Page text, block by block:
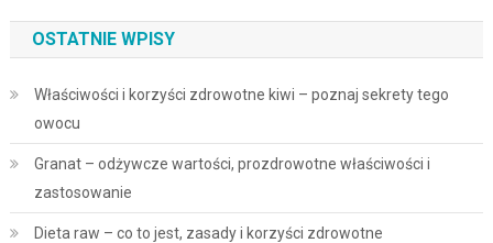
OSTATNIE WPISY
Właściwości i korzyści zdrowotne kiwi – poznaj sekrety tego
owocu
Granat – odżywcze wartości, prozdrowotne właściwości i
zastosowanie
Dieta raw – co to jest, zasady i korzyści zdrowotne